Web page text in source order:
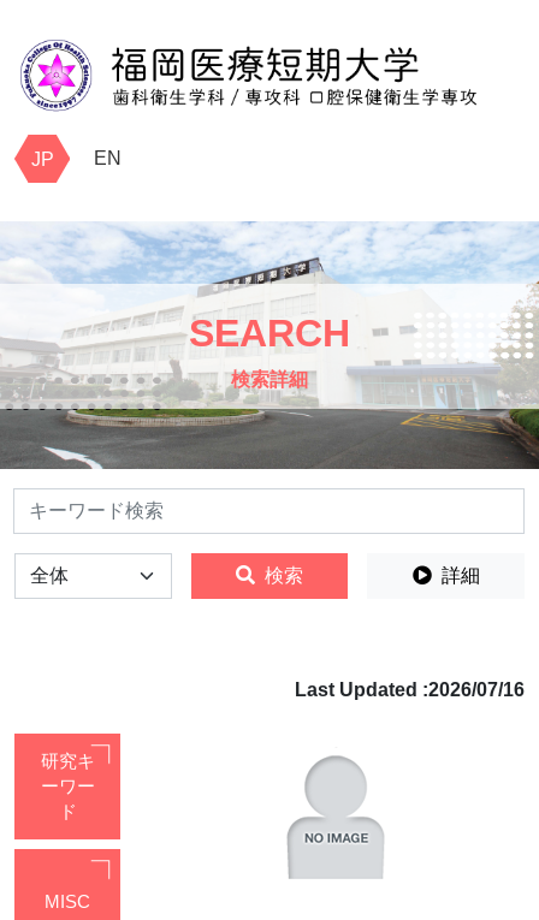
JP EN
SEARCH
検索詳細
検索
全体 検索 詳細
研究キ
ーワー
ド
MISC
Last Updated :2026/07/16